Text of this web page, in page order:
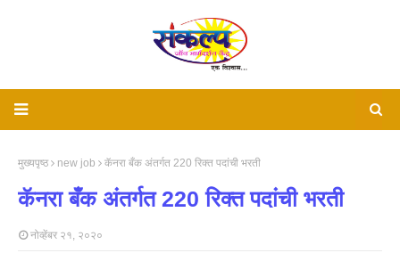
मुख्यपृष्ठ new job कॅनरा बँक अंतर्गत 220 रिक्त पदांची भरती
कॅनरा बँक अंतर्गत 220 रिक्त पदांची भरती
नोव्हेंबर २१, २०२०